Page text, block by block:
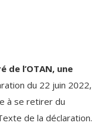
l’OTAN, une
du 22 juin 2022,
à se retirer du
de la déclaration.